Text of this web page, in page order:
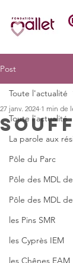
Post
Toute l'actualité
La parole aux
Pôle du Parc
Pôle des MDL
Pôle des MDL
les Pins SMR
les Cyprès IEM
les Chênes EAM
Toute l'actualité
27 janv. 2024 1 min de